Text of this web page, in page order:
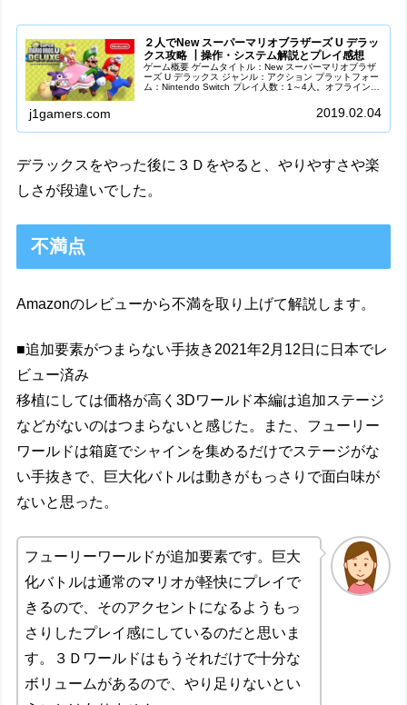
２人でNew スーパーマリオブラザーズ U デラッ
クス攻略 ┃操作・システム解説とプレイ感想
ゲーム概要 ゲームタイトル：New スーパーマリオブラザ
ーズ U デラックス ジャンル：アクション プラットフォー
ム：Nintendo Switch プレイ人数：1～4人。オフラインマ
j1gamers.com 2019.02.04
デラックスをやった後に３Ｄをやると、やりやすさや楽
しさが段違いでした。
不満点
Amazonのレビューから不満を取り上げて解説します。
■追加要素がつまらない手抜き2021年2月12日に日本でレ
ビュー済み
移植にしては価格が高く3Dワールド本編は追加ステージ
などがないのはつまらないと感じた。また、フューリー
ワールドは箱庭でシャインを集めるだけでステージがな
い手抜きで、巨大化バトルは動きがもっさりで面白味が
ないと思った。
フューリーワールドが追加要素です。巨大
化バトルは通常のマリオが軽快にプレイで
きるので、そのアクセントになるようもっ
さりしたプレイ感にしているのだと思いま
す。３Ｄワールドはもうそれだけで十分な
ボリュームがあるので、やり足りないとい